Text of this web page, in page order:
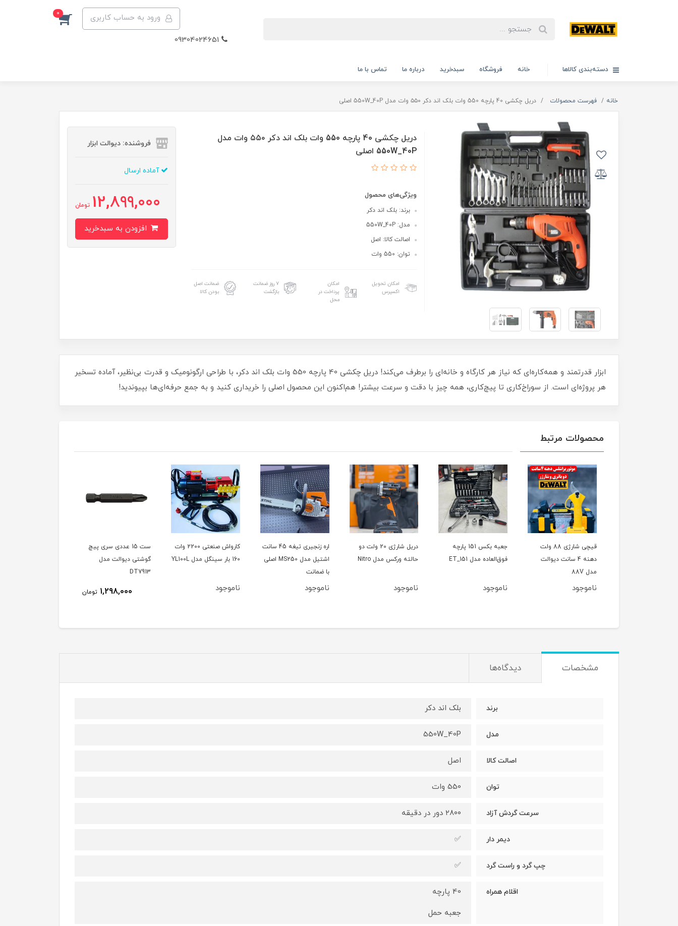
ورود به حساب کاربری 0
دسته‌بندی کالاها خانه فروشگاه سبدخرید درباره ما تماس با ما
خانه فهرست محصولات دریل چکشی 40 پارچه 550 وات بلک اند دکر ۵۵۰ وات مدل 550W_40P اصلی
دریل چکشی 40 پارچه 550 وات بلک اند دکر ۵۵۰ وات مدل
550W_40P اصلی
ویژگی‌های محصول
برند: بلک اند دکر
مدل: 550W_40P
اصالت کالا: اصل
توان: 550 وات
امکان تحویل
اکسپرس
امکان
پرداخت در
محل
۷ روز ضمانت
بازگشت
ضمانت اصل
بودن کالا
فروشنده: دیوالت ابزار
آماده ارسال
12,899,000 تومان
ابزار قدرتمند و همه‌کاره‌ای که نیاز هر کارگاه و خانه‌ای را برطرف می‌کند! دریل چکشی 40 پارچه 550 وات بلک اند دکر، با طراحی ارگونومیک و قدرت بی‌نظیر، آماده تسخیر
هر پروژه‌ای است. از سوراخ‌کاری تا پیچ‌کاری، همه چیز با دقت و سرعت بیشتر! هم‌اکنون این محصول اصلی را خریداری کنید و به جمع حرفه‌ای‌ها بپیوندید!
محصولات مرتبط
قیچی شارژی 88 ولت
دهنه 4 سانت دیوالت
مدل 88V
ناموجود
جعبه بکس 151 پارچه
فوق‌العاده مدل ET_151
ناموجود
دریل شارژی 20 ولت دو
حالته ورکس مدل Nitro
ناموجود
اره زنجیری تیغه 45 سانت
اشتیل مدل MS250 اصلی
با ضمانت
ناموجود
کارواش صنعتی 2200 وات
160 بار سینگل مدل YL100L
ناموجود
ست 15 عددی سری پیچ
گوشتی دیوالت مدل
DT7913
1,298,000 تومان
مشخصات دیدگاه‌ها
برند بلک اند دکر
مدل 550W_40P
اصالت کالا اصل
توان 550 وات
سرعت گردش آزاد ۲۸۰۰ دور در دقیقه
دیمر دار ✅
چپ گرد و راست گرد ✅
اقلام همراه
40 پارچه
جعبه حمل